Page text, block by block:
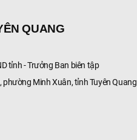
QUANG
tỉnh - Trưởng Ban biên tập
Minh Xuân, tỉnh Tuyên Quang